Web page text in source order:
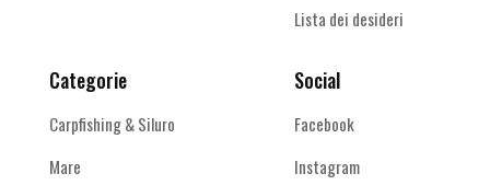
Lista dei desideri
Categorie
Carpfishing & Siluro
Mare
Social
Facebook
Instagram